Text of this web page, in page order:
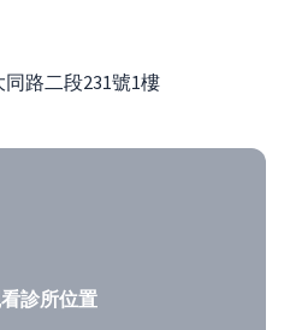
路二段231號1樓
診所位置